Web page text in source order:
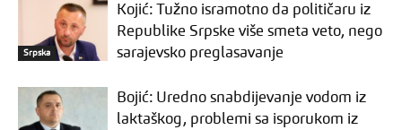
Srpska
Kojić: Tužno isramotno da političaru iz
Republike Srpske više smeta veto, nego
sarajevsko preglasavanje
Bojić: Uredno snabdijevanje vodom iz
laktaškog, problemi sa isporukom iz